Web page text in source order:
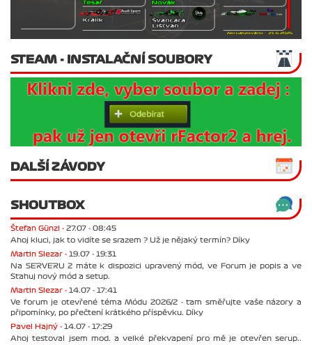
STEAM - INSTALAČNÍ SOUBORY
DALŠÍ ZÁVODY
SHOUTBOX
Štefan Günzl - 27.07 - 08:45
Ahoj kluci, jak to vidíte se srazem ? Už je nějaký termín? Díky
Martin Slezar - 19.07 - 19:31
Na SERVERU 2 máte k dispozici upravený mód, ve Forum je popis a ve
Stahuj nový mód a setup.
Martin Slezar - 14.07 - 17:41
Ve forum je otevřené téma Módu 2026/2 - tam směřujte vaše názory a
připomínky, po přečtení krátkého příspěvku. Díky
Pavel Hajný - 14.07 - 17:29
Ahoj testoval jsem mod. a velké překvapení pro mě je otevřen serup..